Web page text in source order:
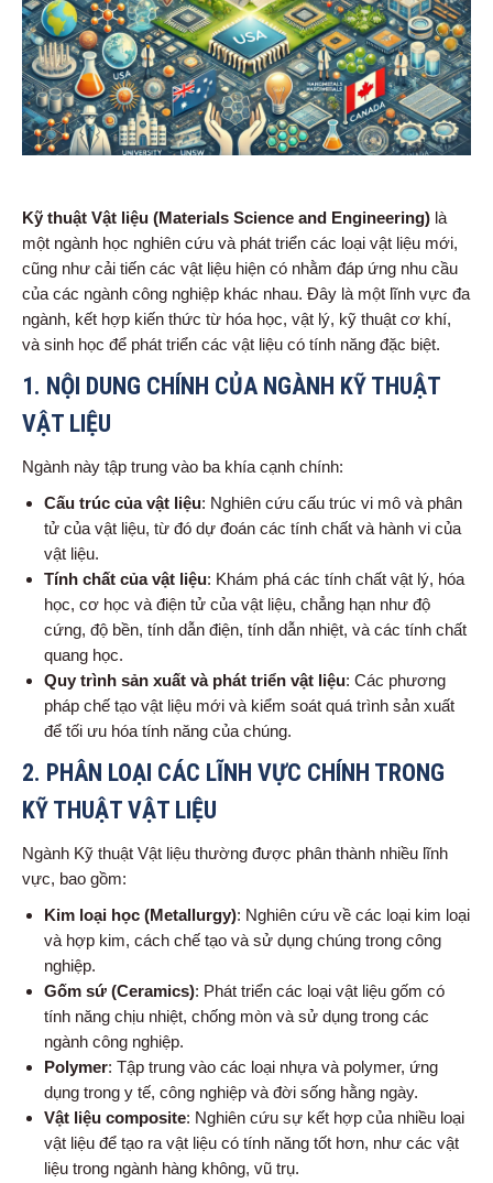
Kỹ thuật Vật liệu (Materials Science and Engineering) là
một ngành học nghiên cứu và phát triển các loại vật liệu mới,
cũng như cải tiến các vật liệu hiện có nhằm đáp ứng nhu cầu
của các ngành công nghiệp khác nhau. Đây là một lĩnh vực đa
ngành, kết hợp kiến thức từ hóa học, vật lý, kỹ thuật cơ khí,
và sinh học để phát triển các vật liệu có tính năng đặc biệt.
1. NỘI DUNG CHÍNH CỦA NGÀNH KỸ THUẬT
VẬT LIỆU
Ngành này tập trung vào ba khía cạnh chính:
Cấu trúc của vật liệu: Nghiên cứu cấu trúc vi mô và phân
tử của vật liệu, từ đó dự đoán các tính chất và hành vi của
vật liệu.
Tính chất của vật liệu: Khám phá các tính chất vật lý, hóa
học, cơ học và điện tử của vật liệu, chẳng hạn như độ
cứng, độ bền, tính dẫn điện, tính dẫn nhiệt, và các tính chất
quang học.
Quy trình sản xuất và phát triển vật liệu: Các phương
pháp chế tạo vật liệu mới và kiểm soát quá trình sản xuất
để tối ưu hóa tính năng của chúng.
2. PHÂN LOẠI CÁC LĨNH VỰC CHÍNH TRONG
KỸ THUẬT VẬT LIỆU
Ngành Kỹ thuật Vật liệu thường được phân thành nhiều lĩnh
vực, bao gồm:
Kim loại học (Metallurgy): Nghiên cứu về các loại kim loại
và hợp kim, cách chế tạo và sử dụng chúng trong công
nghiệp.
Gốm sứ (Ceramics): Phát triển các loại vật liệu gốm có
tính năng chịu nhiệt, chống mòn và sử dụng trong các
ngành công nghiệp.
Polymer: Tập trung vào các loại nhựa và polymer, ứng
dụng trong y tế, công nghiệp và đời sống hằng ngày.
Vật liệu composite: Nghiên cứu sự kết hợp của nhiều loại
vật liệu để tạo ra vật liệu có tính năng tốt hơn, như các vật
liệu trong ngành hàng không, vũ trụ.